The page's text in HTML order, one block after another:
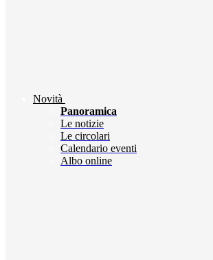
Novità
Panoramica
Le notizie
Le circolari
Calendario eventi
Albo online